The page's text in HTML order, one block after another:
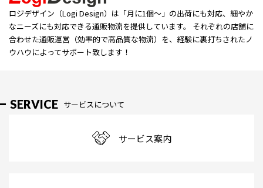
ロジデザイン（Logi Design）は「⽉に1個〜」の出荷にも対応、細やか
なニーズにも対応できる通販物流を提供しています。 それぞれの店舗に
合わせた通販運営（効率的で高品質な物流）を、経験に裏打ちされたノ
ウハウによってサポート致します！
SERVICE サービスについて
サービス案内